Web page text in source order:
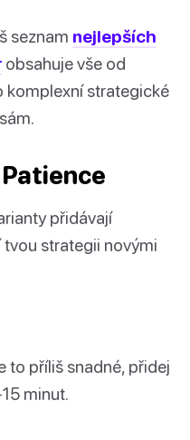
seznam nejlepších
obsahuje vše od
komplexní strategické
přidávají
tvou strategii novými
to příliš snadné, přidej
minut.